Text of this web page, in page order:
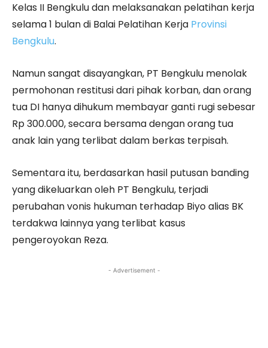
Kelas II Bengkulu dan melaksanakan pelatihan kerja
selama 1 bulan di Balai Pelatihan Kerja Provinsi
Bengkulu.
Namun sangat disayangkan, PT Bengkulu menolak
permohonan restitusi dari pihak korban, dan orang
tua DI hanya dihukum membayar ganti rugi sebesar
Rp 300.000, secara bersama dengan orang tua
anak lain yang terlibat dalam berkas terpisah.
Sementara itu, berdasarkan hasil putusan banding
yang dikeluarkan oleh PT Bengkulu, terjadi
perubahan vonis hukuman terhadap Biyo alias BK
terdakwa lainnya yang terlibat kasus
pengeroyokan Reza.
- Advertisement -